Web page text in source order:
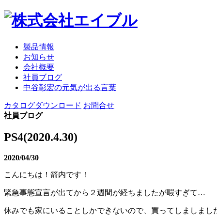
製品情報
お知らせ
会社概要
社員ブログ
中谷彰宏の元気が出る言葉
カタログダウンロード お問合せ
社員ブログ
PS4(2020.4.30)
2020/04/30
こんにちは！箭内です！
緊急事態宣言が出てから２週間が経ちましたが暇すぎて…
休みでも家にいることしかできないので、買ってしましま